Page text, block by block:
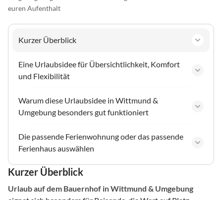
euren Aufenthalt
Kurzer Überblick
Eine Urlaubsidee für Übersichtlichkeit, Komfort
und Flexibilität
Warum diese Urlaubsidee in Wittmund &
Umgebung besonders gut funktioniert
Die passende Ferienwohnung oder das passende
Ferienhaus auswählen
Kurzer Überblick
Urlaub auf dem Bauernhof in Wittmund & Umgebung